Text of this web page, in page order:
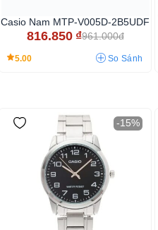
Casio Nam MTP-V005D-2B5UDF
816.850 ₫961.000đ
5.00 So Sánh
-15%